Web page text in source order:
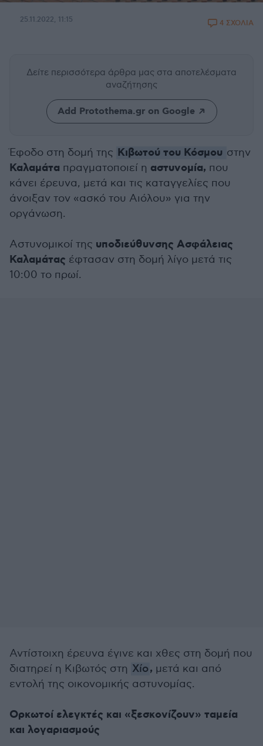
25.11.2022, 11:15 4 ΣΧΟΛΙΑ
Δείτε περισσότερα άρθρα μας στα αποτελέσματα
αναζήτησης
Add Protothema.gr on Google
Έφοδο στη δομή της Κιβωτού του Κόσμου στην
Καλαμάτα πραγματοποιεί η αστυνομία, που
κάνει έρευνα, μετά και τις καταγγελίες που
άνοιξαν τον «ασκό του Αιόλου» για την
οργάνωση.
Αστυνομικοί της υποδιεύθυνσης Ασφάλειας
Καλαμάτας έφτασαν στη δομή λίγο μετά τις
10:00 το πρωί.
Αντίστοιχη έρευνα έγινε και χθες στη δομή που
διατηρεί η Κιβωτός στη Χίο, μετά και από
εντολή της οικονομικής αστυνομίας.
Ορκωτοί ελεγκτές και «ξεσκονίζουν» ταμεία
και λογαριασμούς